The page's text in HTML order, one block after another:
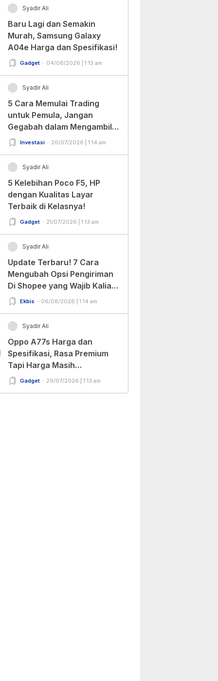
Syadir Ali
Baru Lagi dan Semakin
Murah, Samsung Galaxy
A04e Harga dan Spesifikasi!
Gadget 04/08/2026 | 1:13 am
Syadir Ali
5 Cara Memulai Trading
untuk Pemula, Jangan
Gegabah dalam Mengambil
Keputusan!
Investasi 20/07/2026 | 1:14 am
Syadir Ali
5 Kelebihan Poco F5, HP
dengan Kualitas Layar
Terbaik di Kelasnya!
Gadget 21/07/2026 | 1:13 am
Syadir Ali
Update Terbaru! 7 Cara
Mengubah Opsi Pengiriman
Di Shopee yang Wajib Kalian
Ketahui!
Ekbis 06/08/2026 | 1:14 am
Syadir Ali
Oppo A77s Harga dan
Spesifikasi, Rasa Premium
Tapi Harga Masih
Bersahabat!
Gadget 29/07/2026 | 1:13 am